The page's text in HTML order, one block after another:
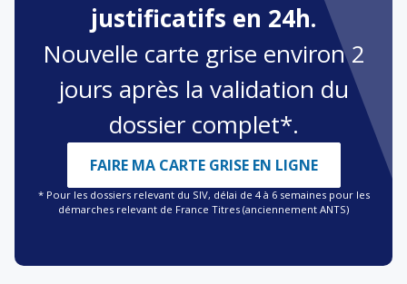
justificatifs en 24h.
Nouvelle carte grise environ 2
jours après la validation du
dossier complet*.
FAIRE MA CARTE GRISE EN LIGNE
* Pour les dossiers relevant du SIV, délai de 4 à 6 semaines pour les
démarches relevant de France Titres (anciennement ANTS)